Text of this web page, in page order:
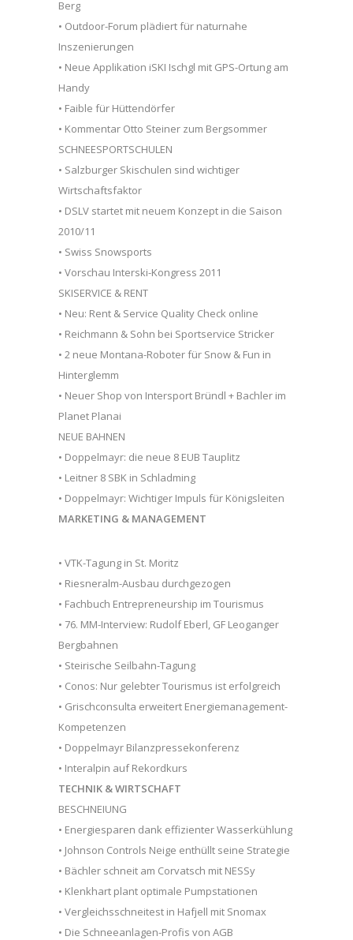
Berg
• Outdoor-Forum plädiert für naturnahe
Inszenierungen
• Neue Applikation iSKI Ischgl mit GPS-Ortung am
Handy
• Faible für Hüttendörfer
• Kommentar Otto Steiner zum Bergsommer
SCHNEESPORTSCHULEN
• Salzburger Skischulen sind wichtiger
Wirtschaftsfaktor
• DSLV startet mit neuem Konzept in die Saison
2010/11
• Swiss Snowsports
• Vorschau Interski-Kongress 2011
SKISERVICE & RENT
• Neu: Rent & Service Quality Check online
• Reichmann & Sohn bei Sportservice Stricker
• 2 neue Montana-Roboter für Snow & Fun in
Hinterglemm
• Neuer Shop von Intersport Bründl + Bachler im
Planet Planai
NEUE BAHNEN
• Doppelmayr: die neue 8 EUB Tauplitz
• Leitner 8 SBK in Schladming
• Doppelmayr: Wichtiger Impuls für Königsleiten
MARKETING & MANAGEMENT
• VTK-Tagung in St. Moritz
• Riesneralm-Ausbau durchgezogen
• Fachbuch Entrepreneurship im Tourismus
• 76. MM-Interview: Rudolf Eberl, GF Leoganger
Bergbahnen
• Steirische Seilbahn-Tagung
• Conos: Nur gelebter Tourismus ist erfolgreich
• Grischconsulta erweitert Energiemanagement-
Kompetenzen
• Doppelmayr Bilanzpressekonferenz
• Interalpin auf Rekordkurs
TECHNIK & WIRTSCHAFT
BESCHNEIUNG
• Energiesparen dank effizienter Wasserkühlung
• Johnson Controls Neige enthüllt seine Strategie
• Bächler schneit am Corvatsch mit NESSy
• Klenkhart plant optimale Pumpstationen
• Vergleichsschneitest in Hafjell mit Snomax
• Die Schneeanlagen-Profis von AGB